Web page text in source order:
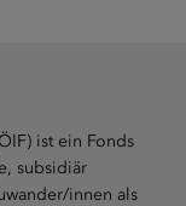
ist ein Fonds
subsidiär
innen als